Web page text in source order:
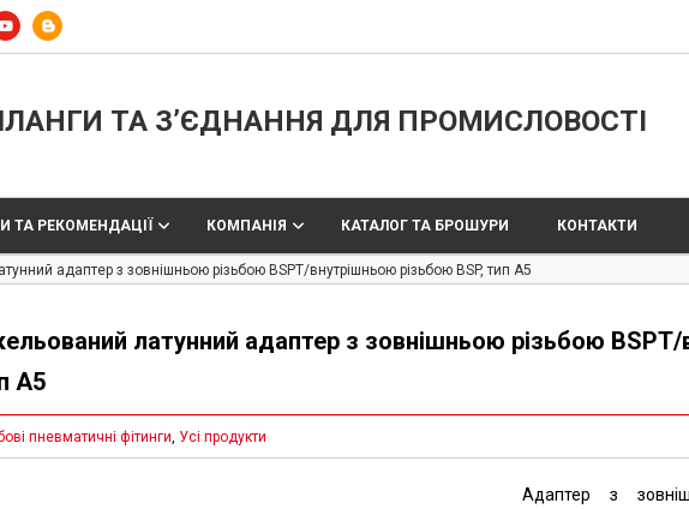
ТА З’ЄДНАННЯ ДЛЯ ПРОМИСЛОВОСТІ
ТА РЕКОМЕНДАЦІЇ КОМПАНІЯ КАТАЛОГ ТА БРОШУРИ КОНТАКТИ
адаптер з зовнішньою різьбою BSPT/внутрішньою різьбою BSP, тип A5
латунний адаптер з зовнішньою різьбою
A5
пневматичні фітинги, Усі продукти
Адаптер з